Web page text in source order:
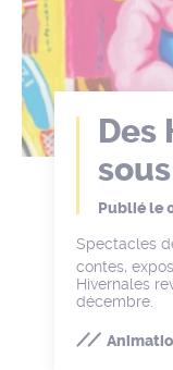
Des
Publié le
Spectacles
contes,
Hivernales
décembre.